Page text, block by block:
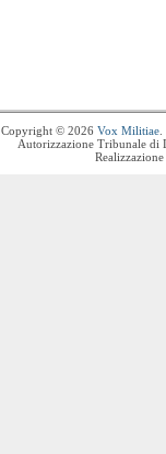
Copyright © 2026 Vox Militiae
Autorizzazione Tribunale di